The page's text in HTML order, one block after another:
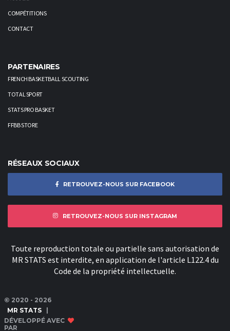
COMPÉTITIONS
CONTACT
PARTENAIRES
FRENCH BASKETBALL SCOUTING
TOTAL SPORT
STATS PRO BASKET
FFBB STORE
RÉSEAUX SOCIAUX
RETROUVEZ-NOUS SUR FACEBOOK
RETROUVEZ-NOUS SUR INSTAGRAM
Toute reproduction totale ou partielle sans autorisation de
MR STATS est interdite, en application de l'article L122.4 du
Code de la propriété intellectuelle.
© 2020 - 2026
MR STATS
|
DÉVELOPPÉ AVEC
PAR